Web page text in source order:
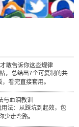
敢告诉你这些规律
，总结出7个可复制的共
看完直接套用。
与血泪教训
法：从踩坑到起效，包
走弯路。